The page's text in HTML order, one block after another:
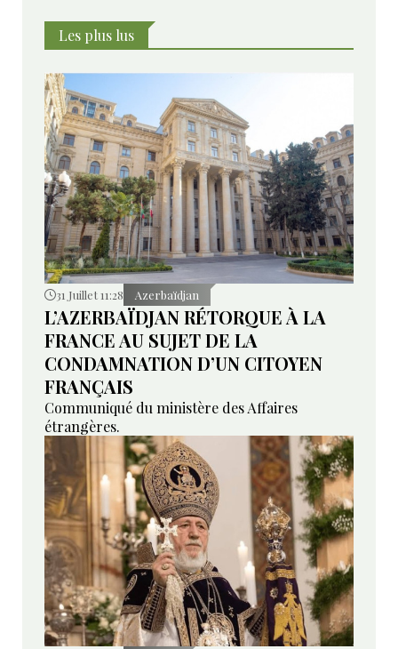
Les plus lus
31 Juillet 11:28 Azerbaïdjan
L’AZERBAÏDJAN RÉTORQUE À LA
FRANCE AU SUJET DE LA
CONDAMNATION D’UN CITOYEN
FRANÇAIS
Communiqué du ministère des Affaires
étrangères.